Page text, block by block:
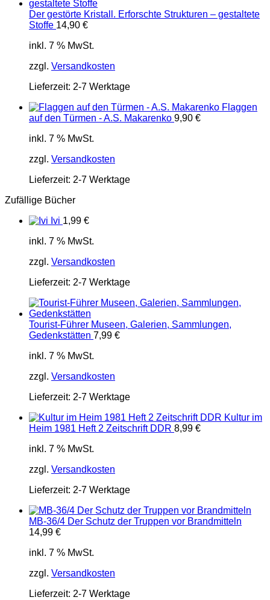
Der gestörte Kristall. Erforschte Strukturen – gestaltete
Stoffe 14,90 €
inkl. 7 % MwSt.
zzgl. Versandkosten
Lieferzeit: 2-7 Werktage
Flaggen
auf den Türmen - A.S. Makarenko 9,90 €
inkl. 7 % MwSt.
zzgl. Versandkosten
Lieferzeit: 2-7 Werktage
Zufällige Bücher
Ivi 1,99 €
inkl. 7 % MwSt.
zzgl. Versandkosten
Lieferzeit: 2-7 Werktage
Tourist-Führer Museen, Galerien, Sammlungen,
Gedenkstätten 7,99 €
inkl. 7 % MwSt.
zzgl. Versandkosten
Lieferzeit: 2-7 Werktage
Kultur im
Heim 1981 Heft 2 Zeitschrift DDR 8,99 €
inkl. 7 % MwSt.
zzgl. Versandkosten
Lieferzeit: 2-7 Werktage
MB-36/4 Der Schutz der Truppen vor Brandmitteln
14,99 €
inkl. 7 % MwSt.
zzgl. Versandkosten
Lieferzeit: 2-7 Werktage